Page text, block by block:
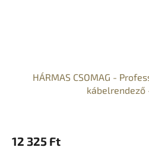
HÁRMAS CSOMAG -
kábelrendező
12 325 Ft